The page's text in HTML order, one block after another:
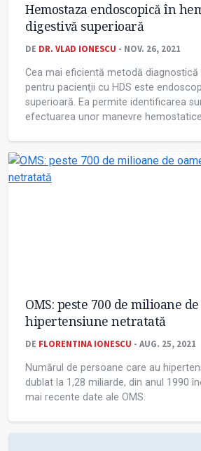
Hemostaza endoscopică în
digestivă superioară
DE DR. VLAD IONESCU - NOV. 26, 2021
Cea mai eficientă metodă diagnostică
pentru pacienţii cu HDS este
superioară. Ea permite identificarea
efectuarea unor manevre
OMS: peste 700 de milioane
hipertensiune netratată
DE FLORENTINA IONESCU - AUG. 25, 2021
Numărul de persoane care au
dublat la 1,28 miliarde, din anul 1990
mai recente date ale OMS.